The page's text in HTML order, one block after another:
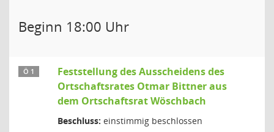
Beginn 18:00 Uhr
Ö 1
Feststellung des Ausscheidens des
Ortschaftsrates Otmar Bittner aus
dem Ortschaftsrat Wöschbach
Beschluss: einstimmig beschlossen